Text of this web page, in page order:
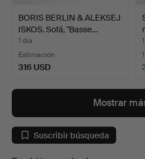
BORIS BERLIN & ALEKSEJ
ISKOS. Sofá, "Basse…
1 día
Estimación
316 USD
Mostrar
Suscribir búsqueda